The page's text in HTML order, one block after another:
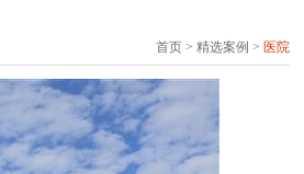
首页 > 精选案例 > 医院